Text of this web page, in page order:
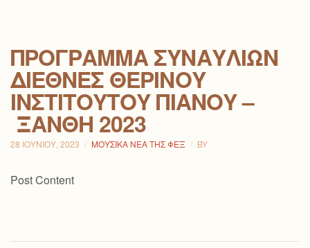
ΠΡΌΓΡΑΜΜΑ ΣΥΝΑΥΛΙΏΝ
ΔΙΕΘΝΈΣ ΘΕΡΙΝΟΎ
ΙΝΣΤΙΤΟΎΤΟΥ ΠΙΆΝΟΥ –
ΞΆΝΘΗ 2023
28 ΙΟΥΝΊΟΥ, 2023 ΜΟΥΣΙΚΆ ΝΈΑ ΤΗΣ ΦΕΞ BY
Post Content